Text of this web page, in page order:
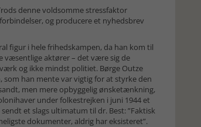
denne voldsomme stressfaktor
og producere et nyhedsbrev
figur i hele frihedskampen, da han kom til
væsentlige aktører – det være sig de
og ikke mindst politiet. Børge Outze
han mente var vigtig for at styrke den
men mere opbyggelig ønsketænkning,
under folkestrejken i juni 1944 et
et slags ultimatum til dr. Best: ”Faktisk
dokumenter, aldrig har eksisteret”.